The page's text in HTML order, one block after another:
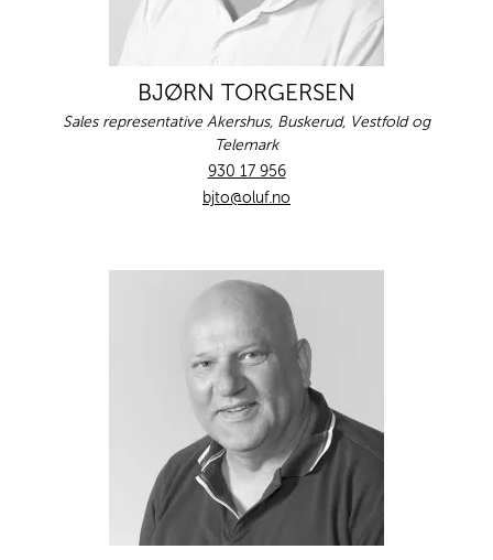
BJØRN TORGERSEN
Sales representative Akershus, Buskerud, Vestfold og
Telemark
930 17 956
bjto@oluf.no